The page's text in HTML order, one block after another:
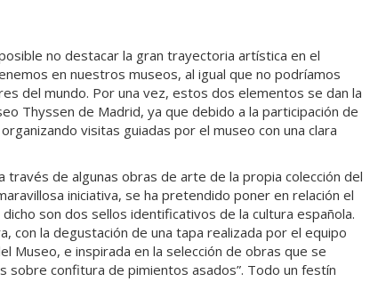
no destacar la gran trayectoria artística en el
en nuestros museos, al igual que no podríamos
del mundo. Por una vez, estos dos elementos se dan la
Thyssen de Madrid, ya que debido a la participación de
visitas guiadas por el museo con una clara
de algunas obras de arte de la propia colección del
iniciativa, se ha pretendido poner en relación el
son dos sellos identificativos de la cultura española.
con la degustación de una tapa realizada por el equipo
e inspirada en la selección de obras que se
sobre confitura de pimientos asados”. Todo un festín